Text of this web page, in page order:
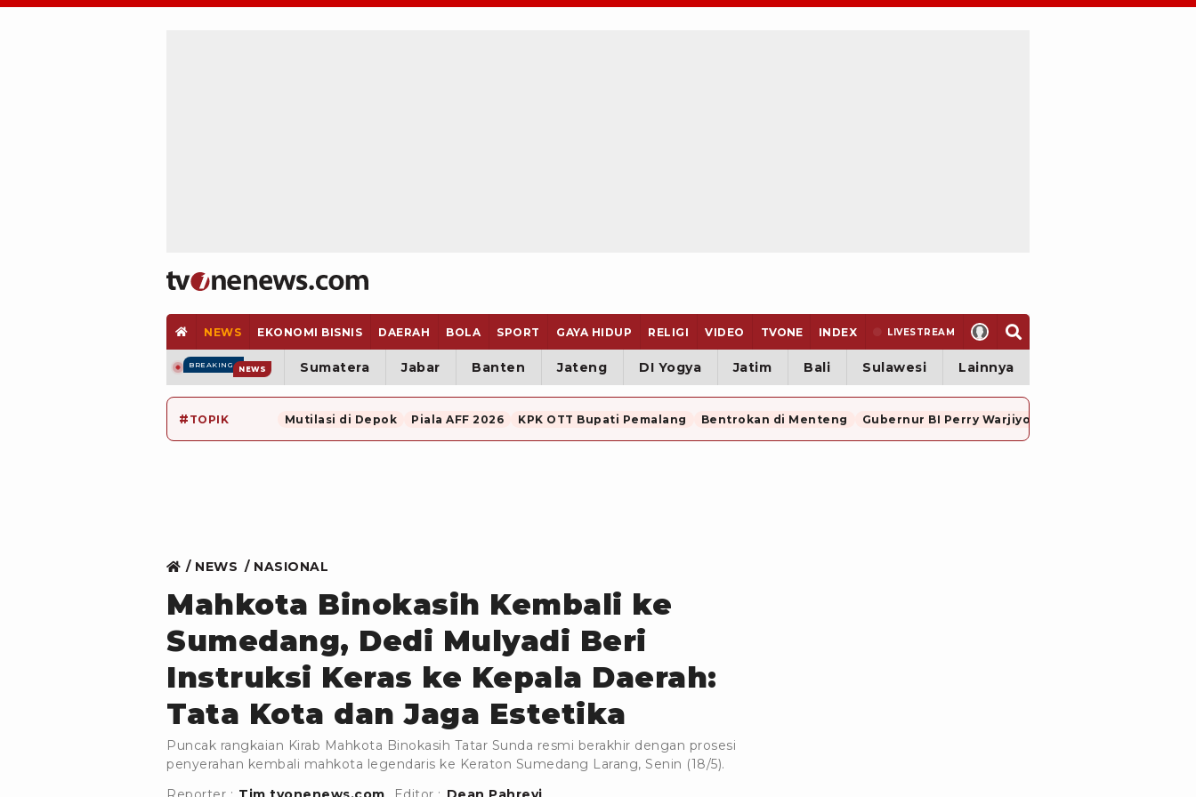
NEWS EKONOMI BISNIS DAERAH BOLA SPORT GAYA HIDUP RELIGI VIDEO TVONE INDEX LIVESTREAM
BREAKING NEWS Sumatera Jabar Banten Jateng DI Yogya Jatim Bali Sulawesi Lainnya
# TOPIK Mutilasi di Depok Piala AFF 2026 KPK OTT Bupati Pemalang Bentrokan di Menteng Gubernur BI Perry Warjiyo Mundur
NEWS NASIONAL
Mahkota Binokasih Kembali ke
Sumedang, Dedi Mulyadi Beri
Instruksi Keras ke Kepala Daerah:
Tata Kota dan Jaga Estetika
Puncak rangkaian Kirab Mahkota Binokasih Tatar Sunda resmi berakhir dengan prosesi
penyerahan kembali mahkota legendaris ke Keraton Sumedang Larang, Senin (18/5).